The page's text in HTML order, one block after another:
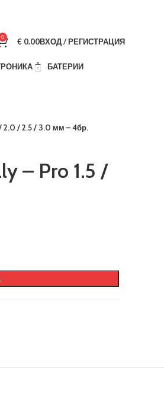
0 € 0.00ВХОД / РЕГИСТРАЦИЯ
БАТЕРИИ
2.0 / 2.5 / 3.0 мм – 4бр.
– Pro 1.5 /